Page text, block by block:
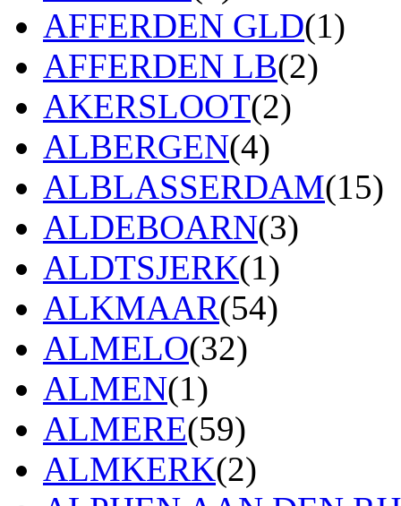
AFFERDEN GLD(1)
AFFERDEN LB(2)
AKERSLOOT(2)
ALBERGEN(4)
ALBLASSERDAM(15)
ALDEBOARN(3)
ALDTSJERK(1)
ALKMAAR(54)
ALMELO(32)
ALMEN(1)
ALMERE(59)
ALMKERK(2)